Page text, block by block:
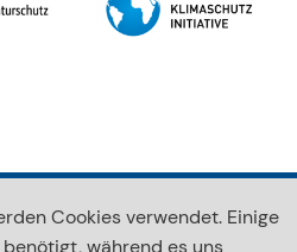
Cookies verwendet. Einige
während es uns
Klimaschutz